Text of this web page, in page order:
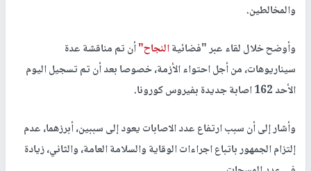
والمخالطين.
وأوضح خلال لقاء عبر "فضائيةالنجاح"أن تم مناقشة عدة
سيناريوهات، من أجل احتواء الأزمة، خصوصا بعد أن تم تسجيل اليوم
الأحد 162 اصابة جديدة بفيروس كورونا.
وأشار إلى أن سبب ارتفاع عدد الاصابات يعود إلى سببين، أبرزهما، عدم
إلتزام الجمهور باتباع اجراءات الوقاية والسلامة العامة، والثاني، زيادة